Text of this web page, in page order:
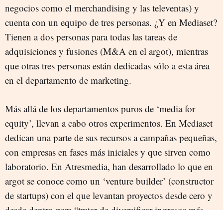
negocios como el merchandising y las televentas) y
cuenta con un equipo de tres personas. ¿Y en Mediaset?
Tienen a dos personas para todas las tareas de
adquisiciones y fusiones (M&A en el argot), mientras
que otras tres personas están dedicadas sólo a esta área
en el departamento de marketing.
Más allá de los departamentos puros de ‘media for
equity’, llevan a cabo otros experimentos. En Mediaset
dedican una parte de sus recursos a campañas pequeñas,
con empresas en fases más iniciales y que sirven como
laboratorio. En Atresmedia, han desarrollado lo que en
argot se conoce como un ‘venture builder’ (constructor
de startups) con el que levantan proyectos desde cero y